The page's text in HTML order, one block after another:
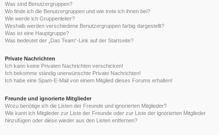
Was sind Benutzergruppen?
Wo finde ich die Benutzergruppen und wie trete ich ihnen bei?
Wie werde ich Gruppenleiter?
Weshalb werden verschiedene Benutzergruppen farbig dargestellt?
Was ist eine Hauptgruppe?
Was bedeutet der „Das Team“-Link auf der Startseite?
Private Nachrichten
Ich kann keine Privaten Nachrichten verschicken!
Ich bekomme ständig unerwünschte Private Nachrichten!
Ich habe eine Spam-E-Mail von einem Mitglied dieses Forums erhalten!
Freunde und ignorierte Mitglieder
Wozu benötige ich die Listen der Freunde und ignorierten Mitglieder?
Wie kann ich Mitglieder zur Liste der Freunde oder zur Liste der ignorierten Mitglieder
hinzufügen oder diese wieder aus den Listen entfernen?